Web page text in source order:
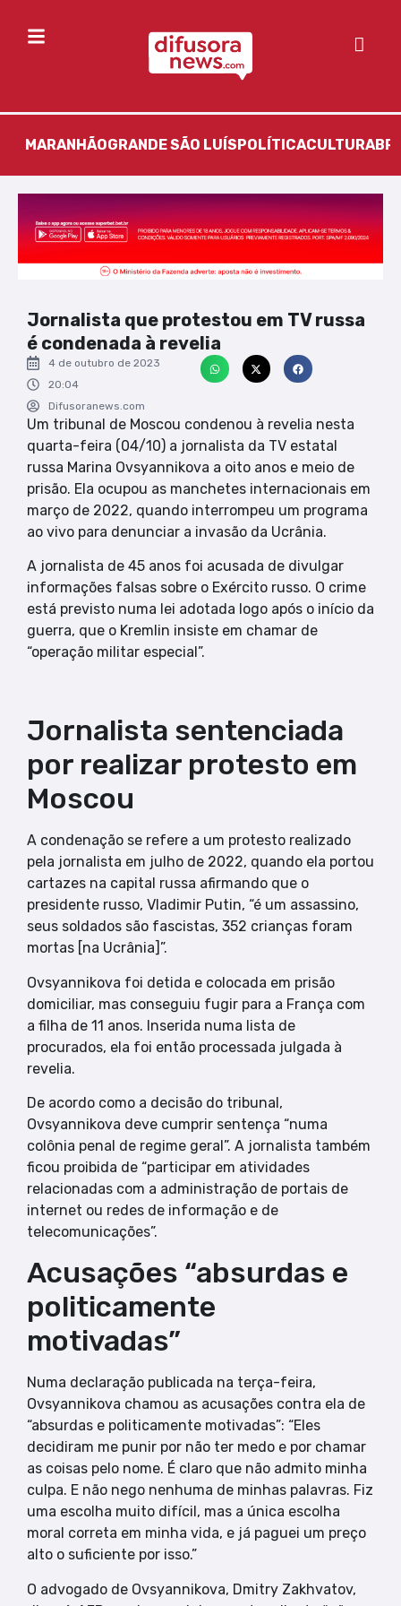
MARANHÃOGRANDE SÃO LUÍS POLÍTICACULTURA
Jornalista que protestou em TV russa
é condenada à revelia
4 de outubro de 2023
20:04
Difusoranews.com
Um tribunal de Moscou condenou à revelia nesta
quarta-feira (04/10) a jornalista da TV estatal
russa Marina Ovsyannikova a oito anos e meio de
prisão. Ela ocupou as manchetes internacionais em
março de 2022, quando interrompeu um programa
ao vivo para denunciar a invasão da Ucrânia.
A jornalista de 45 anos foi acusada de divulgar
informações falsas sobre o Exército russo. O crime
está previsto numa lei adotada logo após o início da
guerra, que o Kremlin insiste em chamar de
“operação militar especial”.
Jornalista sentenciada
por realizar protesto em
Moscou
A condenação se refere a um protesto realizado
pela jornalista em julho de 2022, quando ela portou
cartazes na capital russa afirmando que o
presidente russo, Vladimir Putin, “é um assassino,
seus soldados são fascistas, 352 crianças foram
mortas [na Ucrânia]”.
Ovsyannikova foi detida e colocada em prisão
domiciliar, mas conseguiu fugir para a França com
a filha de 11 anos. Inserida numa lista de
procurados, ela foi então processada julgada à
revelia.
De acordo como a decisão do tribunal,
Ovsyannikova deve cumprir sentença “numa
colônia penal de regime geral”. A jornalista também
ficou proibida de “participar em atividades
relacionadas com a administração de portais de
internet ou redes de informação e de
telecomunicações”.
Acusações “absurdas e
politicamente
motivadas”
Numa declaração publicada na terça-feira,
Ovsyannikova chamou as acusações contra ela de
“absurdas e politicamente motivadas”: “Eles
decidiram me punir por não ter medo e por chamar
as coisas pelo nome. É claro que não admito minha
culpa. E não nego nenhuma de minhas palavras. Fiz
uma escolha muito difícil, mas a única escolha
moral correta em minha vida, e já paguei um preço
alto o suficiente por isso.”
O advogado de Ovsyannikova, Dmitry Zakhvatov,